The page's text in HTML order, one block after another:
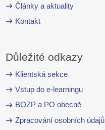
Články a aktuality
Kontakt
Důležité odkazy
Klientská sekce
Vstup do e-learningu
BOZP a PO obecně
Zpracování osobních údajů